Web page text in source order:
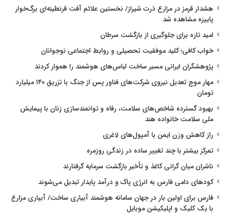
هشدار قرمز در مزارع ذرت شیراز/ نخستین علائم آفت قرنطینه‌ای برگ‌خوار
پاییزه مشاهده شد
امید تازه برای جلوگیری از بازگشت سرطان
خواب کافی؛ کلید موفقیت تحصیلی و روابط اجتماعی نوجوانان
پژوهشگران ایرانی مسیر ساخت لباس‌های هوشمند را هموار کردند
مهار موج تعدیل نیروی شرکت‌های فناور پس از جنگ با تزریق ۱۴۰ میلیارد
تومان
بهبود گسترده شاخص‌های سلامت، رفاه و توانمندسازی زنان با پیمایش
ملی سلامت خانواده هند
راز کاهش وزن ایمن با آمپول‌های لاغری
تمرکز بیشتر با چند تغییر ساده در زندگی روزمره
ناشران میان گرانی کاغذ و تأخیر بازگشت سرمایه گرفتارند
کودهای دامی فارس به انرژی پاک و درآمد پایدار تبدیل می‌شوند
فارس برای اولین بار در جهان سامانه هوشمند آبیاری ساخت/ آبیاری مزارع
با یک کلیک و اپلیکیشن موبایل